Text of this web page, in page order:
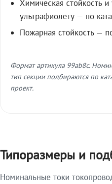
Химическая стойкость и
ультрафиолету — по
Пожарная стойкость —
Формат артикула 99ab8c.
тип секции подбираются по
проект.
Типоразмеры и
Номинальные токи